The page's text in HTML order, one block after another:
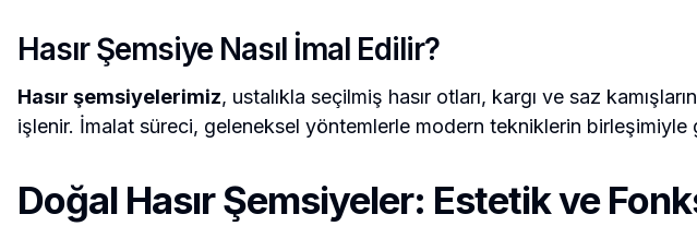
Hasır Şemsiye Nasıl İmal Edilir?
Hasır şemsiyelerimiz, ustalıkla seçilmiş hasır otları, kargı ve saz
işlenir. İmalat süreci, geleneksel yöntemlerle modern tekniklerin
Doğal Hasır Şemsiyeler: Estetik ve